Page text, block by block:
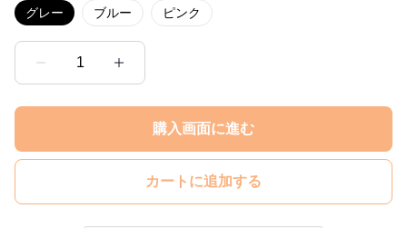
グレー ブルー ピンク
1
購入画面に進む
カートに追加する